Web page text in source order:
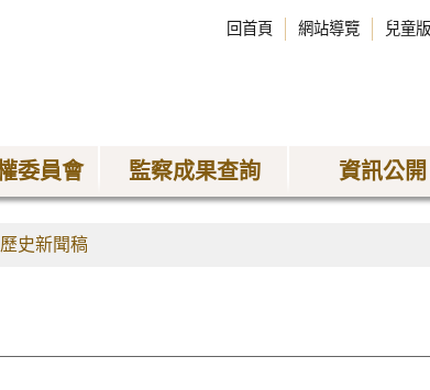
回首頁 網站導覽 兒童版
委員會 監察成果查詢 資訊公開
歷史新聞稿